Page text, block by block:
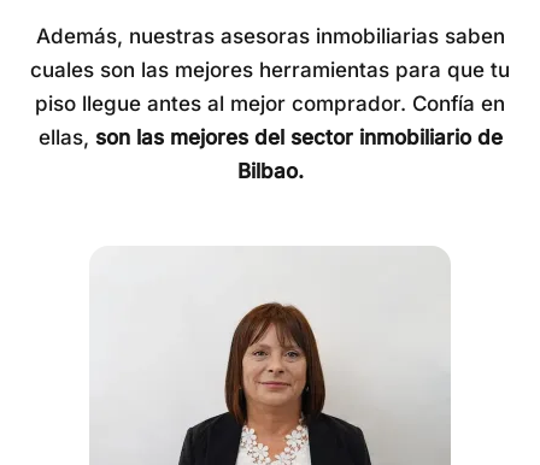
Además, nuestras asesoras inmobiliarias saben
cuales son las mejores herramientas para que tu
piso llegue antes al mejor comprador. Confía en
ellas, son las mejores del sector inmobiliario de
Bilbao.